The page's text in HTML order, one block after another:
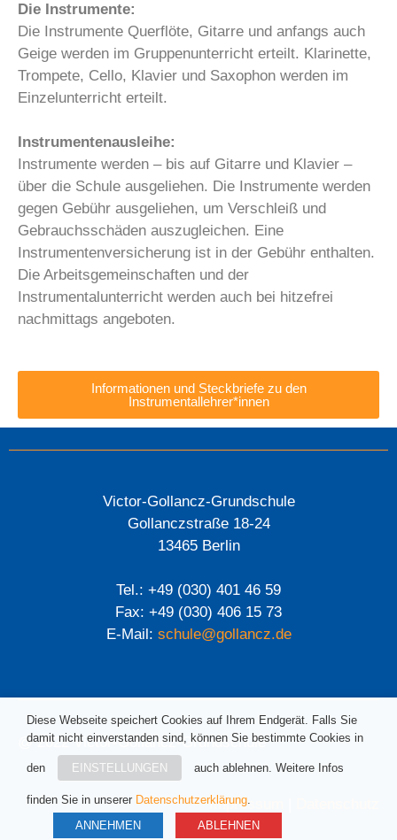
Die Instrumente:
Die Instrumente Querflöte, Gitarre und anfangs auch
Geige werden im Gruppenunterricht erteilt. Klarinette,
Trompete, Cello, Klavier und Saxophon werden im
Einzelunterricht erteilt.
Instrumentenausleihe:
Instrumente werden – bis auf Gitarre und Klavier –
über die Schule ausgeliehen. Die Instrumente werden
gegen Gebühr ausgeliehen, um Verschleiß und
Gebrauchsschäden auszugleichen. Eine
Instrumentenversicherung ist in der Gebühr enthalten.
Die Arbeitsgemeinschaften und der
Instrumentalunterricht werden auch bei hitzefrei
nachmittags angeboten.
Informationen und Steckbriefe zu den
Instrumentallehrer*innen
Victor-Gollancz-Grundschule
Gollanczstraße 18-24
13465 Berlin
Tel.: +49 (030) 401 46 59
Fax: +49 (030) 406 15 73
E-Mail: schule@gollancz.de
@ 2022 Victor-Gollancz-Grundschule
Impressum
Diese Webseite speichert Cookies auf Ihrem Endgerät. Falls Sie
damit nicht einverstanden sind, können Sie bestimmte Cookies in
den EINSTELLUNGEN auch ablehnen. Weitere Infos
finden Sie in unserer Datenschutzerklärung.
ANNEHMEN
ABLEHNEN